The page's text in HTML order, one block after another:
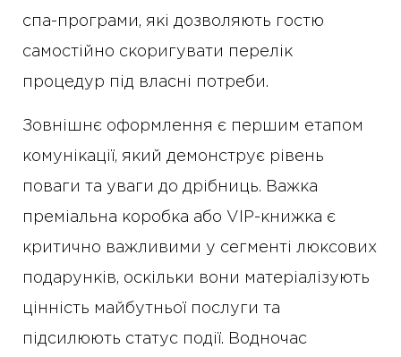
спа-програми, які дозволяють гостю
самостійно скоригувати перелік
процедур під власні потреби.
Зовнішнє оформлення є першим етапом
комунікації, який демонструє рівень
поваги та уваги до дрібниць. Важка
преміальна коробка або VIP-книжка є
критично важливими у сегменті люксових
подарунків, оскільки вони матеріалізують
цінність майбутньої послуги та
підсилюють статус події. Водночас